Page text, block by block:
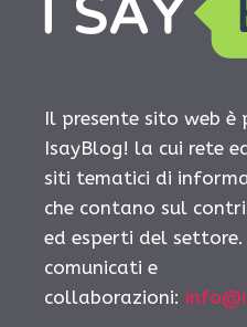
Il presente sito web
IsayBlog! la cui rete
siti tematici di
che contano sul
ed esperti del
comunicati e
collaborazioni: